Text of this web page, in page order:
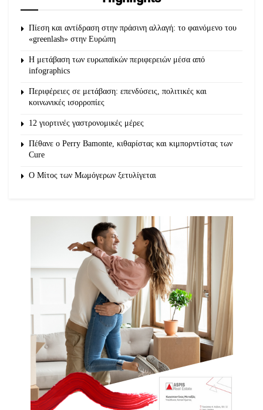
Πίεση και αντίδραση στην πράσινη αλλαγή: το φαινόμενο του
«greenlash» στην Ευρώπη
Η μετάβαση των ευρωπαϊκών περιφερειών μέσα από
infographics
Περιφέρειες σε μετάβαση: επενδύσεις, πολιτικές και
κοινωνικές ισορροπίες
12 γιορτινές γαστρονομικές μέρες
Πέθανε ο Perry Bamonte, κιθαρίστας και κιμπορντίστας των
Cure
O Μίτος των Μωμόγερων ξετυλίγεται